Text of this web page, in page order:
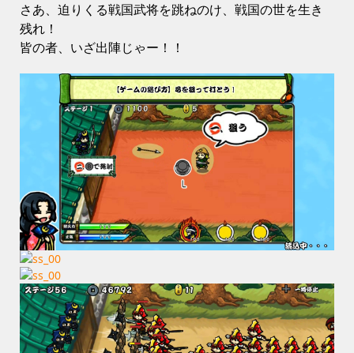
さあ、迫りくる戦国武将を跳ねのけ、戦国の世を生き
残れ！
皆の者、いざ出陣じゃー！！